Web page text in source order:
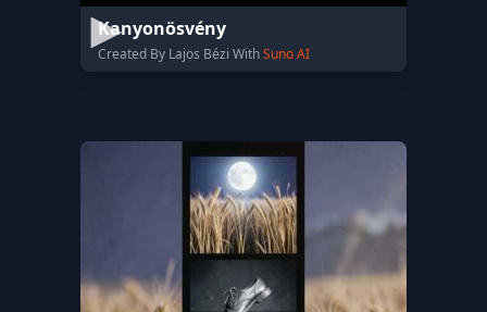
Kanyonösvény
Created By Lajos Bézi WithSuno AI